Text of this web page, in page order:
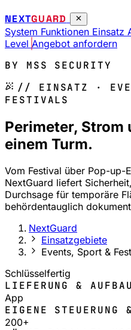
NEXTGUARD
System Funktionen Einsatz
Level Angebot anfordern
BY MSS SECURITY
// EINSATZ ·
FESTIVALS
Perimeter, Strom
einem Turm.
Vom Festival über Pop-up-
NextGuard liefert
Durchsage für temporäre
behördentauglich
NextGuard
Einsatzgebiete
Events, Sport &
Schlüsselfertig
LIEFERUNG &
App
EIGENE STEUERUNG
200+